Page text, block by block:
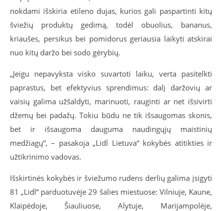
nokdami išskiria etileno dujas, kurios gali paspartinti kitų
šviežių produktų gedimą, todėl obuolius, bananus,
kriaušes, persikus bei pomidorus geriausia laikyti atskirai
nuo kitų daržo bei sodo gėrybių.
„Jeigu nepavyksta visko suvartoti laiku, verta pasitelkti
paprastus, bet efektyvius sprendimus: dalį daržovių ar
vaisių galima užšaldyti, marinuoti, rauginti ar net išsivirti
džemų bei padažų. Tokiu būdu ne tik išsaugomas skonis,
bet ir išsaugoma dauguma naudingųjų maistinių
medžiagų“, – pasakoja „Lidl Lietuva“ kokybės atitikties ir
užtikrinimo vadovas.
Išskirtinės kokybės ir šviežumo rudens derlių galima įsigyti
81 „Lidl“ parduotuvėje 29 šalies miestuose: Vilniuje, Kaune,
Klaipėdoje, Šiauliuose, Alytuje, Marijampolėje,